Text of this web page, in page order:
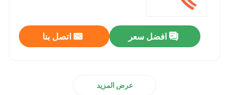
حول بنا
جولة في المعملافضل سعر اتصل بنا
عرض المزيد